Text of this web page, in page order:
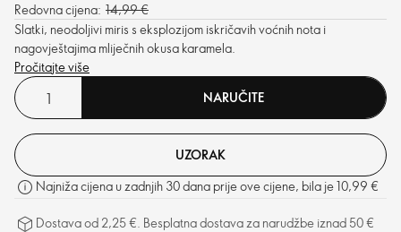
Redovna cijena: 14,99 €
Slatki, neodoljivi miris s eksplozijom iskričavih voćnih nota i
nagovještajima mliječnih okusa karamela.
Pročitajte više
NARUČITE
UZORAK
Najniža cijena u zadnjih 30 dana prije ove cijene, bila je 10,99 €
Dostava od 2,25 €. Besplatna dostava za narudžbe iznad 50 €